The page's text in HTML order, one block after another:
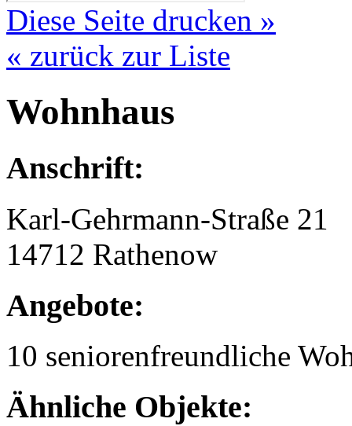
Diese Seite drucken »
« zurück zur Liste
Wohnhaus
Anschrift:
Karl-Gehrmann-Straße 21
14712 Rathenow
Angebote:
10 seniorenfreundliche
Ähnliche Objekte: